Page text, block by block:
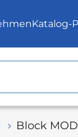
Katalog-
Block